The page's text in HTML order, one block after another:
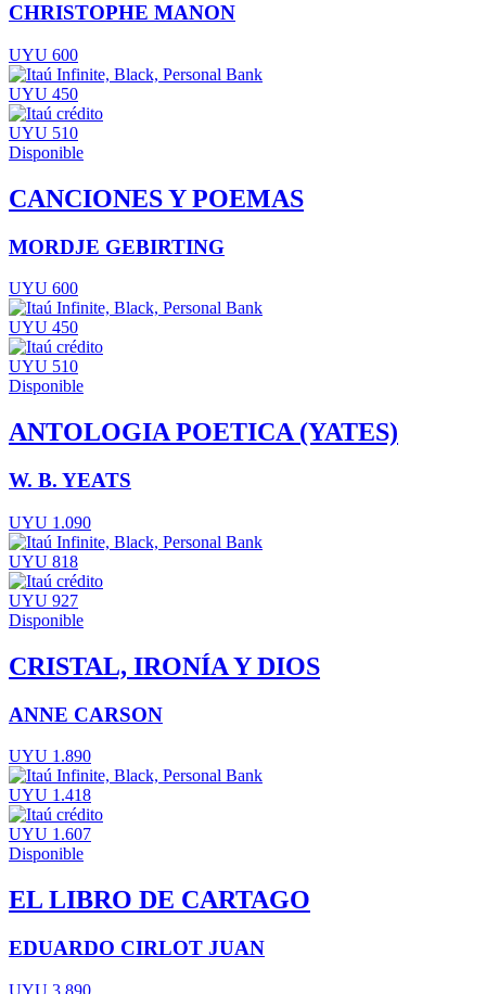
CHRISTOPHE MANON
UYU 600
UYU 450
UYU 510
Disponible
CANCIONES Y POEMAS
MORDJE GEBIRTING
UYU 600
UYU 450
UYU 510
Disponible
ANTOLOGIA POETICA (YATES)
W. B. YEATS
UYU 1.090
UYU 818
UYU 927
Disponible
CRISTAL, IRONÍA Y DIOS
ANNE CARSON
UYU 1.890
UYU 1.418
UYU 1.607
Disponible
EL LIBRO DE CARTAGO
EDUARDO CIRLOT JUAN
UYU 3.890